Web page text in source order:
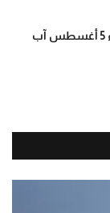
توقعات الأبراج اليومية الأربعاء 5 أغسطس آب